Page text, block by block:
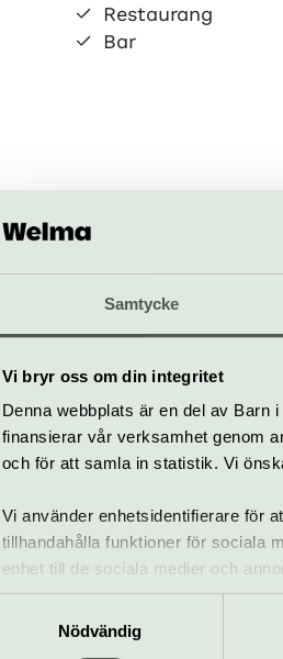
Samtycke
Vi bryr oss om din integritet
Denna webbplats är en del av
finansierar vår verksamhet genom
och för att samla in statistik. Vi
Vi använder enhetsidentifierare för
tillhandahålla funktioner för sociala
enhet till de sociala medier och
informationen med annan
Nödvändig
Restaurang
Bar
Barnhusgatan 14,
dansenshus.se
Köp biljett